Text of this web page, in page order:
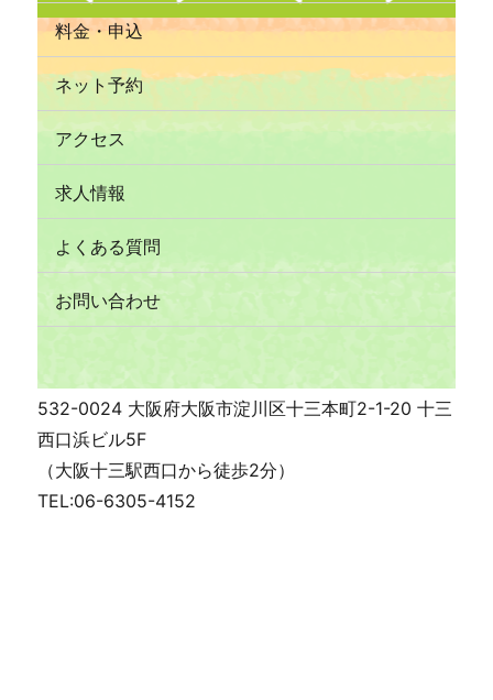
料金・申込
ネット予約
アクセス
求人情報
よくある質問
お問い合わせ
532-0024 大阪府大阪市淀川区十三本町2-1-20 十三
西口浜ビル5F
（大阪十三駅西口から徒歩2分）
TEL:06-6305-4152